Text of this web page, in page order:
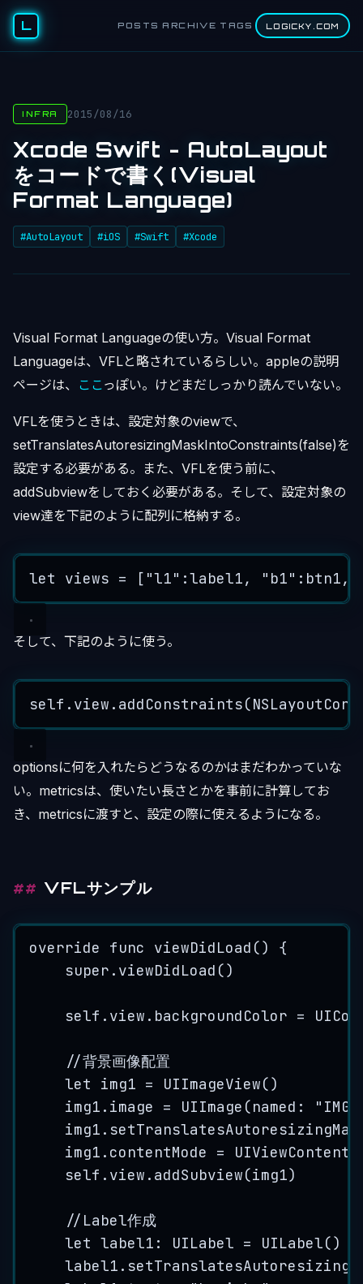
L POSTS ARCHIVE TAGS LOGICKY.COM
INFRA 2015/08/16
Xcode Swift - AutoLayout
をコードで書く(Visual
Format Language)
#AutoLayout #iOS #Swift #Xcode
Visual Format Languageの使い方。Visual Format
Languageは、VFLと略されているらしい。appleの説明
ページは、
ここっぽい。けどまだしっかり読んでいない。
VFLを使うときは、設定対象のviewで、
setTranslatesAutoresizingMaskIntoConstraints(false)を
設定する必要がある。また、VFLを使う前に、
addSubviewをしておく必要がある。そして、設定対象の
view達を下記のように配列に格納する。
let views = [ "l1" :label1, " b1" : btn1,
そして、下記のように使う。
self . view . addConstraints(
optionsに何を入れたらどうなるのかはまだわかっていな
い。metricsは、使いたい長さとかを事前に計算してお
き、metricsに渡すと、設定の際に使えるようになる。
VFLサンプル
override func viewDidLoad () {
super . viewDidLoad ()
self . view . backgroundColor =
//背景画像配置
let
img1 = UIImageView()
img1 . image = UIImage (named : "
img1 .
img1 . contentMode =
self . view . addSubview(img1)
//Label作成
let label1 : UILabel = UILabel()
label1 .